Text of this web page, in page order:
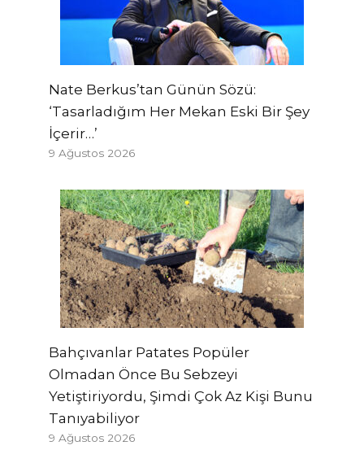
Nate Berkus’tan Günün Sözü:
‘Tasarladığım Her Mekan Eski Bir Şey
İçerir…’
9 Ağustos 2026
Bahçıvanlar Patates Popüler
Olmadan Önce Bu Sebzeyi
Yetiştiriyordu, Şimdi Çok Az Kişi Bunu
Tanıyabiliyor
9 Ağustos 2026